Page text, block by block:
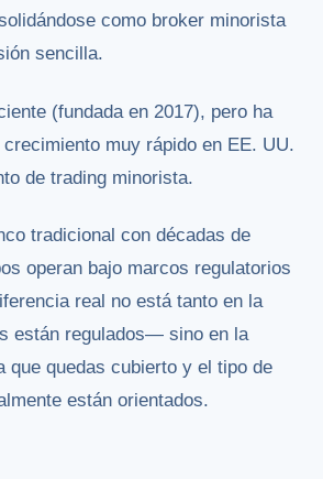
como broker minorista
sencilla.
(fundada en 2017), pero ha
muy rápido en EE. UU.
de trading minorista.
tradicional con décadas de
operan bajo marcos regulatorios
real no está tanto en la
están regulados— sino en la
que quedas cubierto y el tipo de
están orientados.